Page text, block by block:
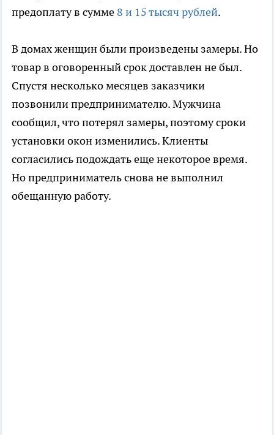
предоплату в сумме 8 и 15 тысяч рублей.
В домах женщин были произведены замеры. Но
товар в оговоренный срок доставлен не был.
Спустя несколько месяцев заказчики
позвонили предпринимателю. Мужчина
сообщил, что потерял замеры, поэтому сроки
установки окон изменились. Клиенты
согласились подождать еще некоторое время.
Но предприниматель снова не выполнил
обещанную работу.